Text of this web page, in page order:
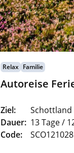
Relax Familie
Autoreise
Ziel:
Dauer: 13 Tage /
Code:
SCO121028